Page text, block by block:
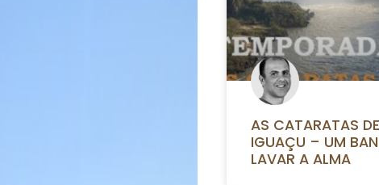
AS CATARATAS
IGUAÇU – UM
LAVAR A ALMA